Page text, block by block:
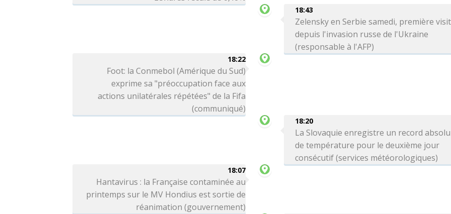
18:43
Zelensky en Serbie samedi, première
depuis l'invasion russe de l'Ukraine
(responsable à l'AFP)
18:22
Foot: la Conmebol (Amérique du Sud)
exprime sa "préoccupation face aux
actions unilatérales répétées" de la Fifa
(communiqué)
18:20
La Slovaquie enregistre un record absolu
de température pour le deuxième jour
consécutif (services météorologiques)
18:07
Hantavirus : la Française contaminée au
printemps sur le MV Hondius est sortie de
réanimation (gouvernement)